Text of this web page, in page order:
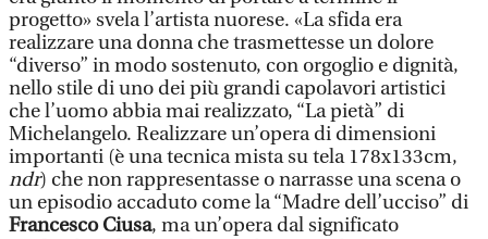
progetto» svela l’artista nuorese. «La sfida era
realizzare una donna che trasmettesse un dolore
“diverso” in modo sostenuto, con orgoglio e dignità,
nello stile di uno dei più grandi capolavori artistici
che l’uomo abbia mai realizzato, “La pietà” di
Michelangelo. Realizzare un’opera di dimensioni
importanti (è una tecnica mista su tela 178x133cm,
ndr) che non rappresentasse o narrasse una scena o
un episodio accaduto come la “Madre dell’ucciso” di
Francesco Ciusa, ma un’opera dal significato